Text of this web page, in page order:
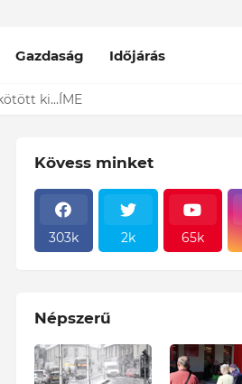
Gazdaság Időjárás
ki...ÍME
Kövess minket
303k 2k 65k
Népszerű